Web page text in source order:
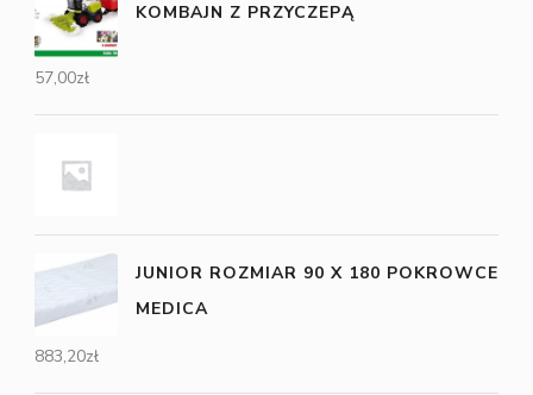
KOMBAJN Z PRZYCZEPĄ
57,00zł
JUNIOR ROZMIAR 90 X 180 POKROWCE
MEDICA
883,20zł